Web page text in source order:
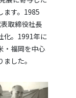
ます。1985
取締役社長
化。1991年に
・福岡を中心
した。